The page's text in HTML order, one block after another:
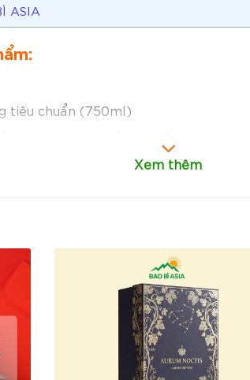
ASIA
tiêu chuẩn (750ml)
nhiên, thân thiện môi trường
nắp gài hông truyền thống, dễ đóng
thương hiệu theo yêu cầu
dụng: dễ thao tác, đóng mở nhanh,
dày, chịu lực tốt, hạn chế móp méo
mộc mạc: màu Kraft tự nhiên tạo
Xem thêm